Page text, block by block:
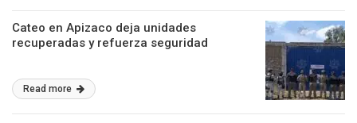
Cateo en Apizaco deja unidades
recuperadas y refuerza seguridad
Read more